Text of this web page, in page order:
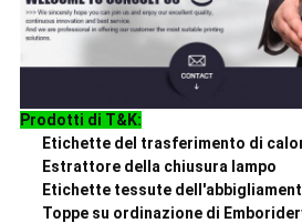
Prodotti di T&K:
Etichette del trasferimento di
Estrattore della chiusura lampo
Etichette tessute
Toppe su ordinazione di